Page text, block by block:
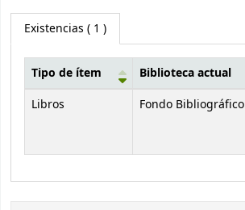
Existencias ( 1 )
Existencias
Tipo de ítem
Biblioteca actual
Libros
Fondo Bibliográfico